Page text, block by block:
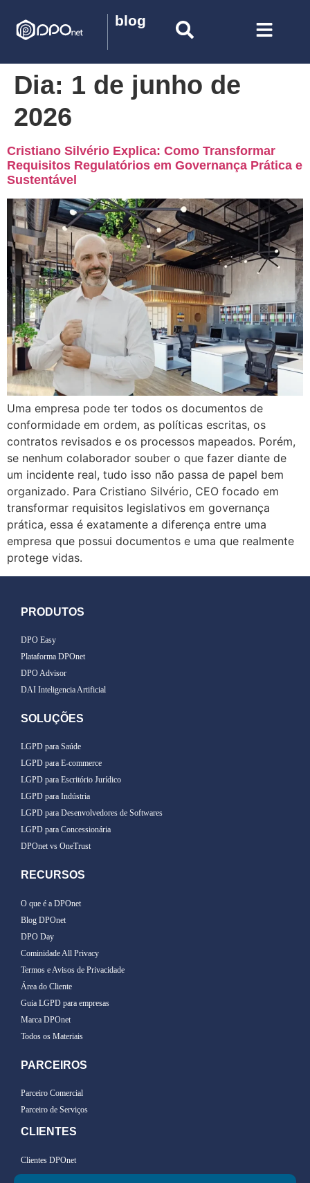
blog
Dia: 1 de junho de
2026
Cristiano Silvério Explica: Como Transformar
Requisitos Regulatórios em Governança Prática e
Sustentável
Uma empresa pode ter todos os documentos de
conformidade em ordem, as políticas escritas, os
contratos revisados e os processos mapeados. Porém,
se nenhum colaborador souber o que fazer diante de
um incidente real, tudo isso não passa de papel bem
organizado. Para Cristiano Silvério, CEO focado em
transformar requisitos legislativos em governança
prática, essa é exatamente a diferença entre uma
empresa que possui documentos e uma que realmente
protege vidas.
PRODUTOS
DPO Easy
Plataforma DPOnet
DPO Advisor
DAI Inteligencia Artificial
SOLUÇÕES
LGPD para Saúde
LGPD para E-commerce
LGPD para Escritório Jurídico
LGPD para Indústria
LGPD para Desenvolvedores de Softwares
LGPD para Concessionária
DPOnet vs OneTrust
RECURSOS
O que é a DPOnet
Blog DPOnet
DPO Day
Cominidade All Privacy
Termos e Avisos de Privacidade
Área do Cliente
Guia LGPD para empresas
Marca DPOnet
Todos os Materiais
PARCEIROS
Parceiro Comercial
Parceiro de Serviços
CLIENTES
Clientes DPOnet